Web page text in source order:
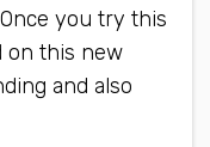
you try this
on this new
and also